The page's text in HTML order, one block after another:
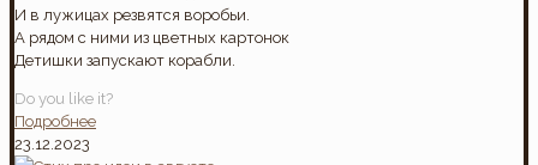
И в лужицах резвятся воробьи.
А рядом с ними из цветных картонок
Детишки запускают корабли.
Do you like it?
Подробнее
23.12.2023